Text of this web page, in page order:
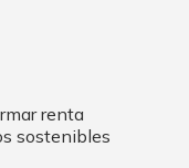
renta
sostenibles